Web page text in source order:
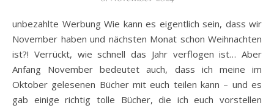
unbezahlte Werbung Wie kann es eigentlich sein, dass wir
November haben und nächsten Monat schon Weihnachten
ist?! Verrückt, wie schnell das Jahr verflogen ist… Aber
Anfang November bedeutet auch, dass ich meine im
Oktober gelesenen Bücher mit euch teilen kann – und es
gab einige richtig tolle Bücher, die ich euch vorstellen